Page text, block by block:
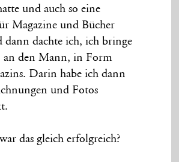
und auch so eine
Magazine und Bücher
dann dachte ich, ich bringe
an den Mann, in Form
Darin habe ich dann
und Fotos
das gleich erfolgreich?